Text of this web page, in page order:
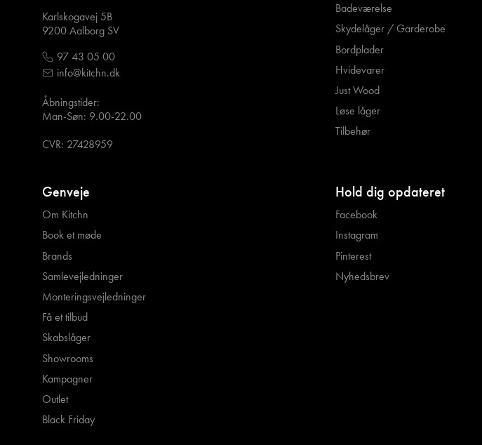
Karlskogavej 5B
9200 Aalborg SV
97 43 05 00
info@kitchn.dk
Åbningstider:
Man-Søn: 9.00-22.00
CVR: 27428959
Badeværelse
Skydelåger / Garderobe
Bordplader
Hvidevarer
Just Wood
Løse låger
Tilbehør
Genveje
Om Kitchn
Book et møde
Brands
Samlevejledninger
Monteringsvejledninger
Få et tilbud
Skabslåger
Showrooms
Kampagner
Outlet
Black Friday
Hold dig opdateret
Facebook
Instagram
Pinterest
Nyhedsbrev